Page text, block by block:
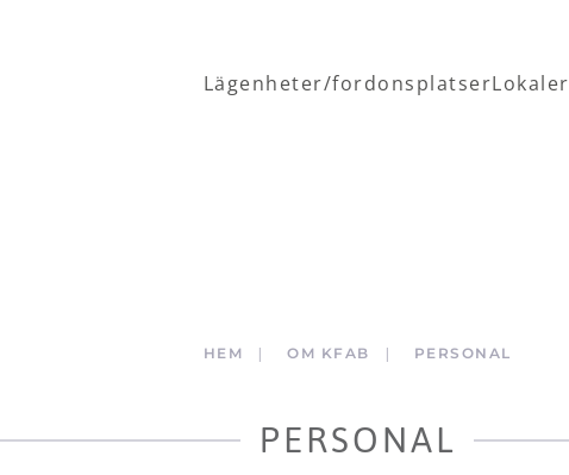
Lägenheter/fordonsplatserLokaler
HEM OM KFAB PERSONAL
PERSONAL